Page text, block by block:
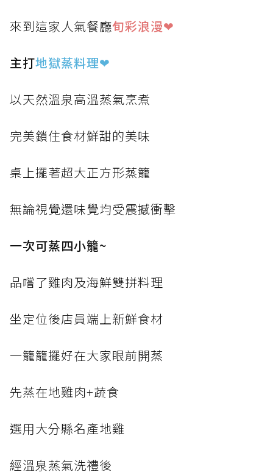
來到這家人氣餐廳旬彩浪漫❤
主打地獄蒸料理❤
以天然溫泉高溫蒸氣烹煮
完美鎖住食材鮮甜的美味
桌上擺著超大正方形蒸籠
無論視覺還味覺均受震撼衝擊
一次可蒸四小籠~
品嚐了雞肉及海鮮雙拼料理
坐定位後店員端上新鮮食材
一籠籠擺好在大家眼前開蒸
先蒸在地雞肉+蔬食
選用大分縣名產地雞
經溫泉蒸氣洗禮後